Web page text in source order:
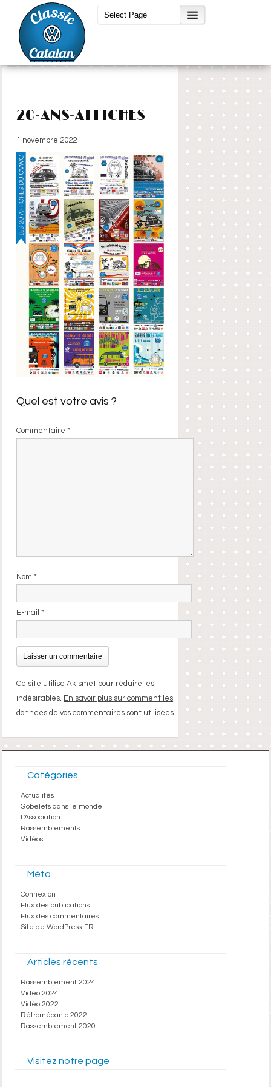
20-ANS-AFFICHES
1 novembre 2022
Quel est votre avis ?
Commentaire*
Nom*
E-mail*
Ce site utilise Akismet pour réduire les
indésirables. En savoir plus sur comment les
données de vos commentaires sont utilisées
Catégories
Actualités
Gobelets dans le monde
L'Association
Rassemblements
Vidéos
Méta
Connexion
Flux des publications
Flux des commentaires
Site de WordPress-FR
Articles récents
Rassemblement 2024
Vidéo 2024
Vidéo 2022
Rétromécanic 2022
Rassemblement 2020
Visitez notre page